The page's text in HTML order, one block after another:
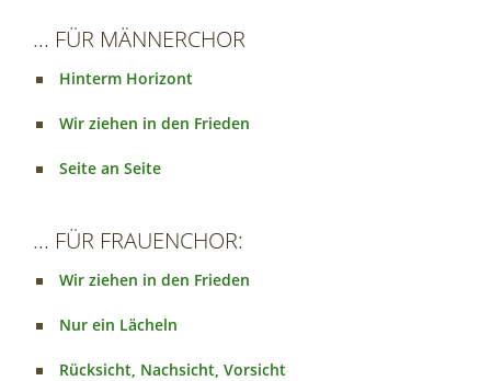
... FÜR MÄNNERCHOR
Hinterm Horizont
Wir ziehen in den Frieden
Seite an Seite
... FÜR FRAUENCHOR:
Wir ziehen in den Frieden
Nur ein Lächeln
Rücksicht, Nachsicht, Vorsicht